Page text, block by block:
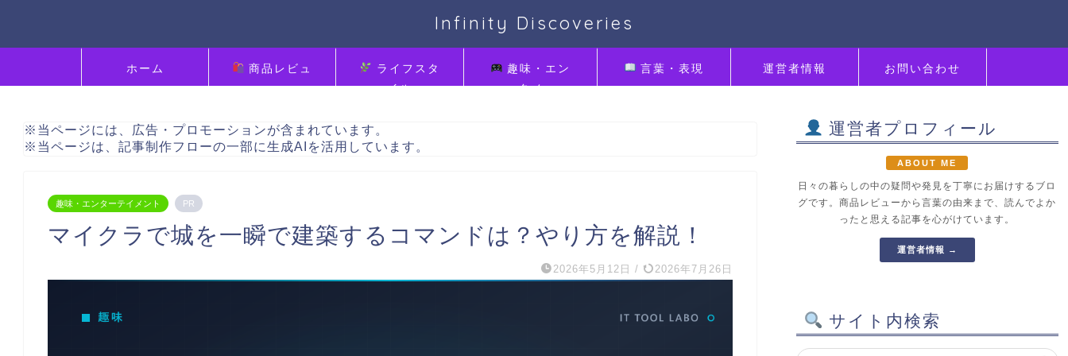
Infinity Discoveries
ホーム
商品レビュ
ー
ライフスタ
イル
趣味・エン
タメ
言葉・表現 運営者情報 お問い合わせ
※当ページには、広告・プロモーションが含まれています。
※当ページは、記事制作フローの一部に生成AIを活用しています。
趣味・エンターテイメント PR
マイクラで城を一瞬で建築するコマンドは？やり方を解説！
2026年5月12日 / 2026年7月26日
運営者プロフィール
ABOUT ME
日々の暮らしの中の疑問や発見を丁寧にお届けするブロ
グです。商品レビューから言葉の由来まで、読んでよか
ったと思える記事を心がけています。
運営者情報 →
サイト内検索